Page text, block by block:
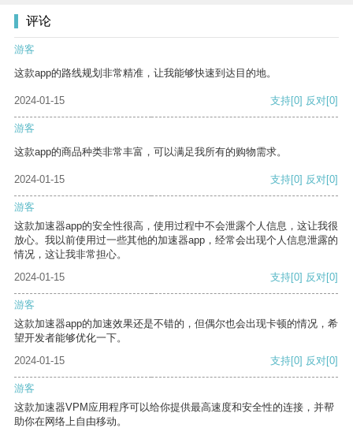
评论
游客
这款app的路线规划非常精准，让我能够快速到达目的地。
2024-01-15 支持[0] 反对[0]
游客
这款app的商品种类非常丰富，可以满足我所有的购物需求。
2024-01-15 支持[0] 反对[0]
游客
这款加速器app的安全性很高，使用过程中不会泄露个人信息，这让我很
放心。我以前使用过一些其他的加速器app，经常会出现个人信息泄露的
情况，这让我非常担心。
2024-01-15
支持[0] 反对[0]
游客
这款加速器app的加速效果还是不错的，但偶尔也会出现卡顿的情况，希
望开发者能够优化一下。
2024-01-15
支持[0] 反对[0]
游客
这款加速器VPM应用程序可以给你提供最高速度和安全性的连接，并帮
助你在网络上自由移动。